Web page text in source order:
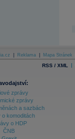
Reklama Mapa Stránek
RSS / XML |
zprávy
zprávy
a sazbách
o komoditách
o HDP
ČNB